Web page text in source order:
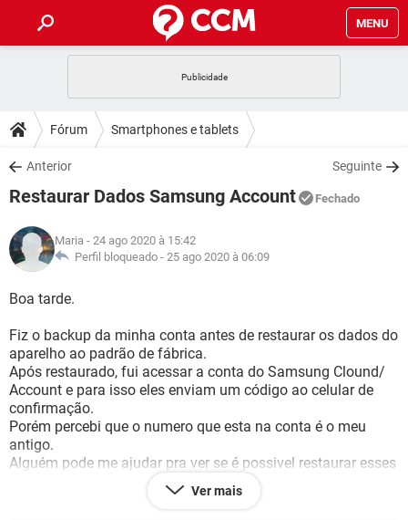
MENU
CELULAR FACEBOOK
OUTLOOK
INSTAGRAM GMAIL
GUIA DE COMPRAS
DICAS
JOGOS WHATSAPP
INSTAGRAM
GUIA DE COMPRAS
DOWNLOADS
JOGOS WHATSAPP
CELULAR
OUTLOOK EXCEL
INSTAGRAM
JOGOS
CELULAR
OUTLOOK
INSTAGRAM GMAIL
GUIA DE COMPRAS
GLOSSÁRIO
OUTLOOK
INSTAGRAM
GUIA DE COMPRAS
Fórum Smartphones e tablets
Anterior Seguinte
Restaurar Dados Samsung Account Fechado
Maria - 24 ago 2020 à 15:42
Perfil bloqueado - 25 ago 2020 à 06:09
Boa tarde.
Fiz o backup da minha conta antes de restaurar os dados do
aparelho ao padrão de fábrica.
Após restaurado, fui acessar a conta do Samsung Clound/
Account e para isso eles enviam um código ao celular de
confirmação.
Porém percebi que o numero que esta na conta é o meu
antigo.
Alguém pode me ajudar pra ver se é possivel restaurar esses
dados sem ter que mandar esse código, ou se tem como
atualizar o telefone da conta??Ver mais